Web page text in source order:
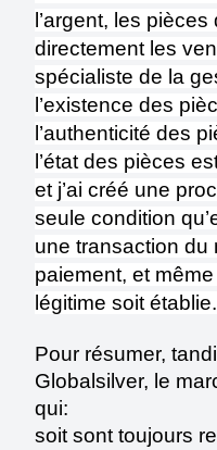
l’argent, les
directement les
spécialiste de la
l’existence des
l’authenticité des
l’état des pièces
et j’ai créé une
seule condition
une transaction du
paiement, et
légitime soit établie.
Pour résumer,
Globalsilver, le
qui:
soit sont toujours